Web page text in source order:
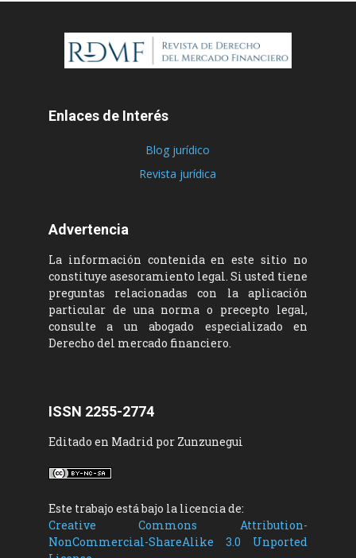
Enlaces de Interés
Blog jurídico
Revista jurídica
Advertencia
La información contenida en este sitio no
constituye asesoramiento legal. Si usted tiene
preguntas relacionadas con la aplicación
particular de una norma o precepto legal,
consulte a un abogado especializado en
Derecho del mercado financiero.
ISSN 2255-2774
Editado en Madrid por Zunzunegui
Este trabajo está bajo la licencia de:
Creative Commons Attribution-
NonCommercial-ShareAlike 3.0 Unported